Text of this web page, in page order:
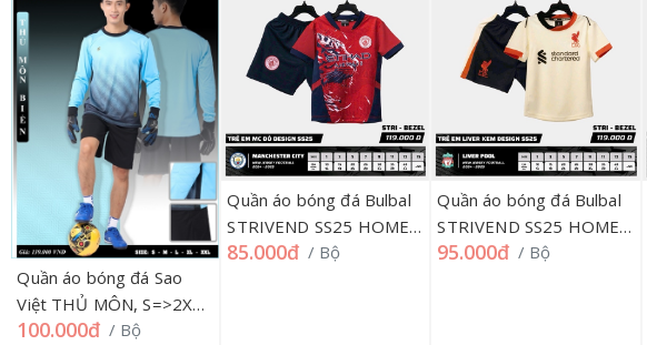
Quần áo bóng đá Sao
Việt THỦ MÔN, S=>2XL
178QA
100.000đ / Bộ
Quần áo bóng đá Bulbal
STRIVEND SS25 HOME
NHÍ 1=>9 169QA
85.000đ / Bộ
Quần áo bóng đá Bulbal
STRIVEND SS25 HOME
TRUNG 11=>15 169QA
95.000đ / Bộ